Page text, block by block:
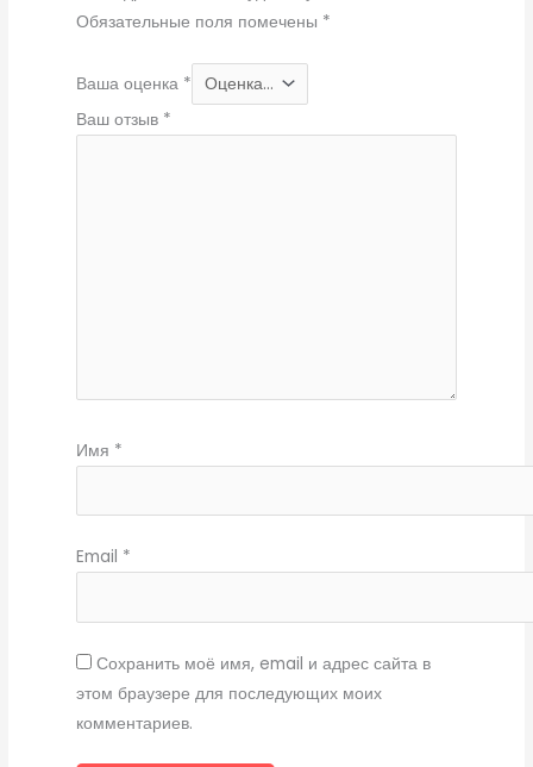
Обязательные поля помечены *
Ваша оценка *
Ваш отзыв *
Имя *
Email *
Сохранить моё имя, email и адрес сайта в
этом браузере для последующих моих
комментариев.